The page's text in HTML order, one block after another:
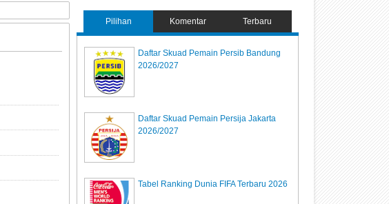
Pilihan Komentar Terbaru
Daftar Skuad Pemain Persib Bandung
2026/2027
Daftar Skuad Pemain Persija Jakarta
2026/2027
Tabel Ranking Dunia FIFA Terbaru 2026